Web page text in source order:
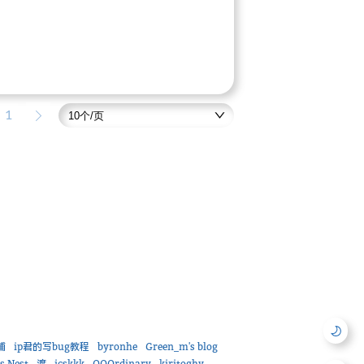
1
ip君的写bug教程 byronhe
Green_m's blog